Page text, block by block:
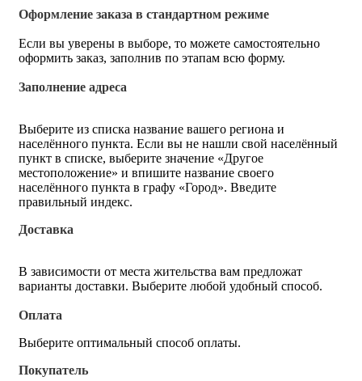
Оформление заказа в стандартном режиме
Если вы уверены в выборе, то можете самостоятельно
оформить заказ, заполнив по этапам всю форму.
Заполнение адреса
Выберите из списка название вашего региона и
населённого пункта. Если вы не нашли свой населённый
пункт в списке, выберите значение «Другое
местоположение» и впишите название своего
населённого пункта в графу «Город». Введите
правильный индекс.
Доставка
В зависимости от места жительства вам предложат
варианты доставки. Выберите любой удобный способ.
Оплата
Выберите оптимальный способ оплаты.
Покупатель